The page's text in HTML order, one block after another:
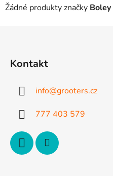
Žádné produkty značky Boley
Kontakt
info@grooters.cz
777 403 579